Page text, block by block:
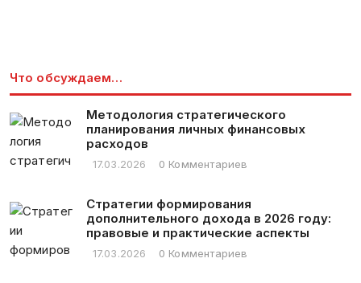
Что обсуждаем…
Методология стратегического
планирования личных финансовых
расходов
17.03.2026 0 Комментариев
Стратегии формирования
дополнительного дохода в 2026 году:
правовые и практические аспекты
17.03.2026 0 Комментариев